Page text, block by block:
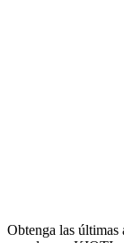
Obtenga las últimas